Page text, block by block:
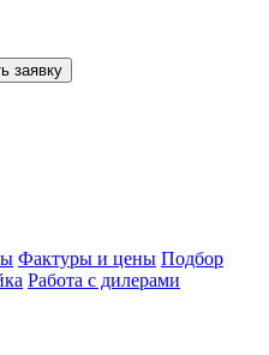
заявку
Фактуры и цены Подбор
Работа с дилерами